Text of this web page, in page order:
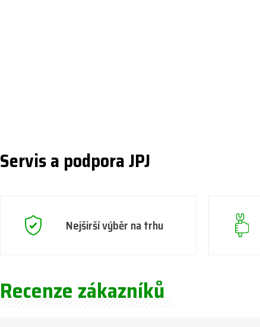
Servis a podpora JPJ
Nejširší výběr na trhu
Recenze zákazníků